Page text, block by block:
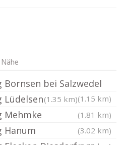
bei Salzwedel
(1.15 km)
Lüdelsen(1.35 km)
Mehmke (1.81 km)
Hanum (3.02 km)